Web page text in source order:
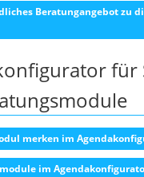
Beratungangebot zu
für
merken im
im